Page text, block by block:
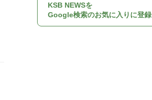
KSB NEWSを
Google検索のお気に入りに登録